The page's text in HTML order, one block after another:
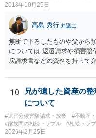
子縁組の必要があり 氏も変
しているとは言え、自分の子
望。もちろん私もそうできれ
るいは 遺言書などで その
士に相談してみてください。
2018年10月25日
高島 秀行 弁護士
無断で下ろしたものや父から
については 返還請求や損害賠
戻請求書などの資料を持って
10
兄が遺した資産の
について
#遺留分侵害額請求・放棄 #不動産
#家族間の相続トラブル
#相続トラ
2026年2月25日